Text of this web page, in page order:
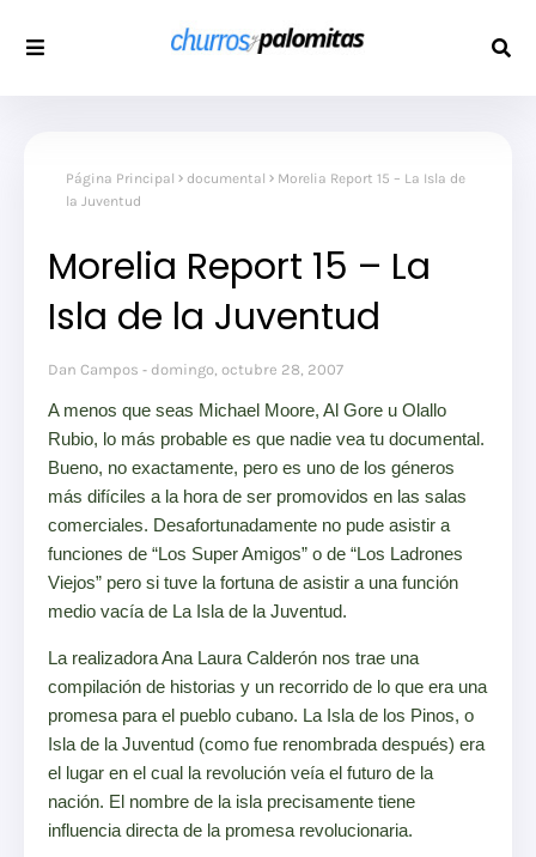
Página Principal documental
Morelia Report 15 – La Isla de
la Juventud
Morelia Report 15 – La
Isla de la Juventud
Dan Campos domingo, octubre 28, 2007
A menos que seas Michael Moore, Al Gore u Olallo
Rubio, lo más probable es que nadie vea tu documental.
Bueno, no exactamente, pero es uno de los géneros
más difíciles a la hora de ser promovidos en las salas
comerciales. Desafortunadamente no pude asistir a
funciones de “Los Super Amigos” o de “Los Ladrones
Viejos” pero si tuve la fortuna de asistir a una función
medio vacía de La Isla de la Juventud.
La realizadora Ana Laura Calderón nos trae una
compilación de historias y un recorrido de lo que era una
promesa para el pueblo cubano. La Isla de los Pinos, o
Isla de la Juventud (como fue renombrada después) era
el lugar en el cual la revolución veía el futuro de la
nación. El nombre de la isla precisamente tiene
influencia directa de la promesa revolucionaria.